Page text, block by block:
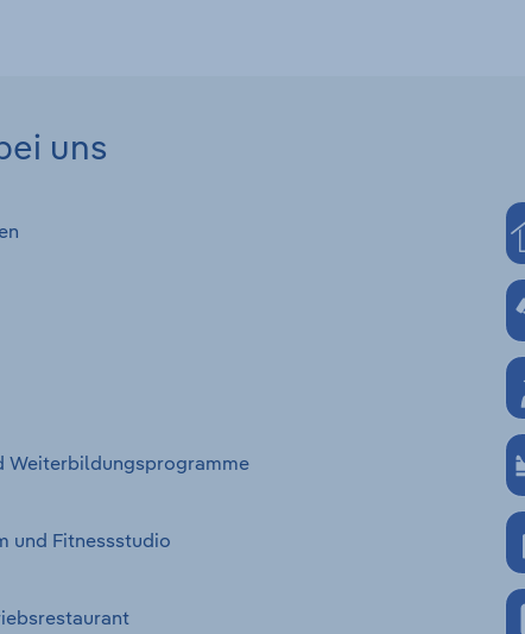
uns
Weiterbildungsprogramme
und Fitnessstudio